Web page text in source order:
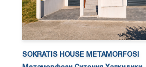
SOKRATIS HOUSE METAMORFOSI